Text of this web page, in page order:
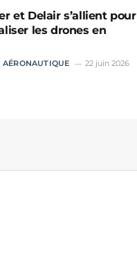
et Delair s’allient pour
les drones en
AÉRONAUTIQUE 22 juin 2026